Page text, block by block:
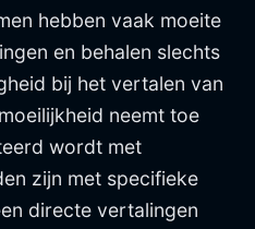
hebben vaak moeite
en behalen slechts
bij het vertalen van
neemt toe
wordt met
zijn met specifieke
directe vertalingen